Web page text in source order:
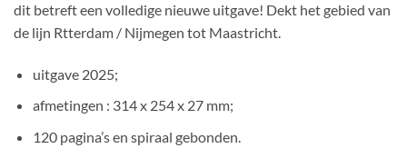
dit betreft een volledige nieuwe uitgave! Dekt het gebied van
de lijn Rtterdam / Nijmegen tot Maastricht.
uitgave 2025;
afmetingen : 314 x 254 x 27 mm;
120 pagina’s en spiraal gebonden.